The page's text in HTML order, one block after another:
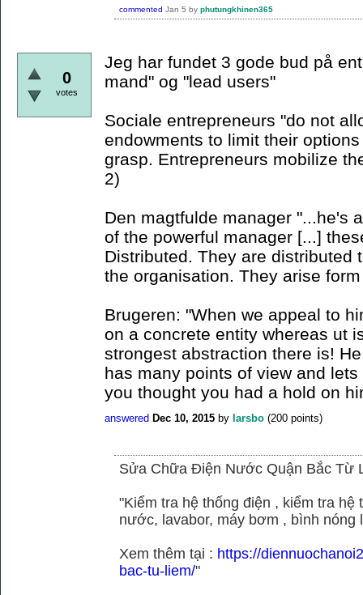
commented Jan 5 by phutungkhinen365
0
votes
Jeg har fundet 3 gode bud på
mand" og "lead users"
Sociale entrepreneurs "do not
endowments to limit their
grasp. Entrepreneurs mobilize
2)
Den magtfulde manager "...he's
of the powerful manager [...]
Distributed. They are distributed
the organisation. They arise
Brugeren: "When we appeal to
on a concrete entity whereas ut
strongest abstraction there is!
has many points of view and
you thought you had a hold on
answered Dec 10, 2015 by larsbo (200 points)
Sửa Chữa Điện Nước Quận Bắc Từ
"Kiểm tra hệ thống điện , kiểm tra
nước, lavabor, máy bơm , bình nóng
Xem thêm tại : https://
bac-tu-liem/"